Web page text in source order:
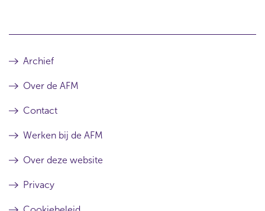
Archief
Over de AFM
Contact
Werken bij de AFM
Over deze website
Privacy